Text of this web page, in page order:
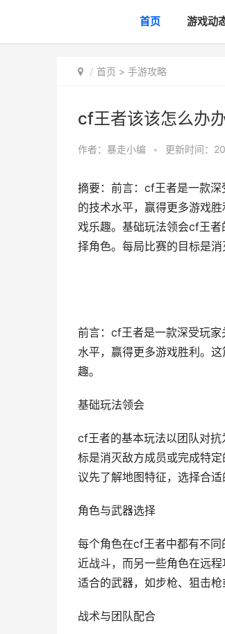
首页 游戏动
首页 > 手游攻略
cf王者该该怎么办
作者： 暴走小编 • 更新时间：
摘要：前言：cf王者是一款
的技术水平，赢得更多游戏
戏乐趣。基础玩法领会cf王
择角色。每局比赛的目标是
前言：cf王者是一款深受玩
水平，赢得更多游戏胜利。
趣。
基础玩法领会
cf王者的基本玩法以团队对
标是消灭敌方成员或完成特
议先了解地图特征，选择合
角色与武器选择
每个角色在cf王者中都有不
近战斗，而另一些角色在远
适合的武器，如步枪、狙击枪
战术与团队配合